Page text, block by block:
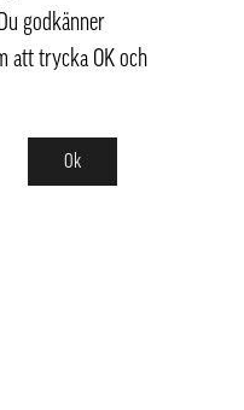
godkänner
att trycka OK och
Ok